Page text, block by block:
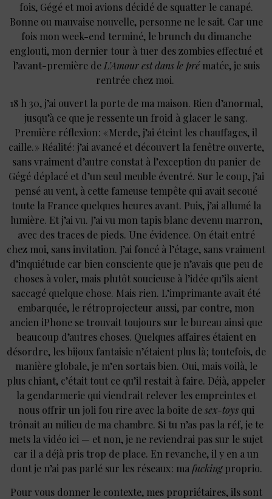
fois, Gégé et moi avions décidé de squatter le canapé.
Bonne ou mauvaise nouvelle, personne ne le sait. Car une
fois mon week-end terminé, le brunch du dimanche
englouti, mon dernier tour à tuer des zombies effectué et
l’avant-première de L’Amour est dans le prématée, je suis
rentrée chez moi.
18 h 30, j’ai ouvert la porte de ma maison. Rien d’anormal,
jusqu’à ce que je ressente un froid à glacer le sang.
Première réflexion : « Merde, j’ai éteint les chauffages, il
caille. » Réalité : j’ai avancé et découvert la fenêtre ouverte,
sans vraiment d’autre constat à l’exception du panier de
Gégé déplacé et d’un seul meuble éventré. Sur le coup, j’ai
pensé au vent, à cette fameuse tempête qui avait secoué
toute la France quelques heures avant. Puis, j’ai allumé la
lumière. Et j’ai vu. J’ai vu mon tapis blanc devenu marron,
avec des traces de pieds. Une évidence. On était entré
chez moi, sans invitation. J’ai foncé à l’étage, sans vraiment
d’inquiétude car bien consciente que je n’avais que peu de
choses à voler, mais plutôt soucieuse à l’idée qu’ils aient
saccagé quelque chose. Mais rien. L’imprimante avait été
embarquée, le rétroprojecteur aussi, par contre, mon
ancien iPhone se trouvait toujours sur le bureau ainsi que
beaucoup d’autres choses. Quelques affaires étaient en
désordre, les bijoux fantaisie n’étaient plus là ; toutefois, de
manière globale, je m’en sortais bien. Oui, mais voilà, le
plus chiant, c’était tout ce qu’il restait à faire. Déjà, appeler
la gendarmerie qui viendrait relever les empreintes et
nous offrir un joli fou rire avec la boite desex-toysqui
trônait au milieu de ma chambre. Si tu n’as pas la réf, je te
mets la vidéo ici — et non, je ne reviendrai pas sur le sujet
car il a déjà pris trop de place. En revanche, il y en a un
dont je n’ai pas parlé sur les réseaux : mafuckingproprio.
Pour vous donner le contexte, mes propriétaires, ils sont